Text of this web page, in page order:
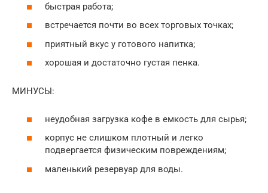
быстрая работа;
встречается почти во всех торговых точках;
приятный вкус у готового напитка;
хорошая и достаточно густая пенка.
МИНУСЫ:
неудобная загрузка кофе в емкость для сырья;
корпус не слишком плотный и легко
подвергается физическим повреждениям;
маленький резервуар для воды.